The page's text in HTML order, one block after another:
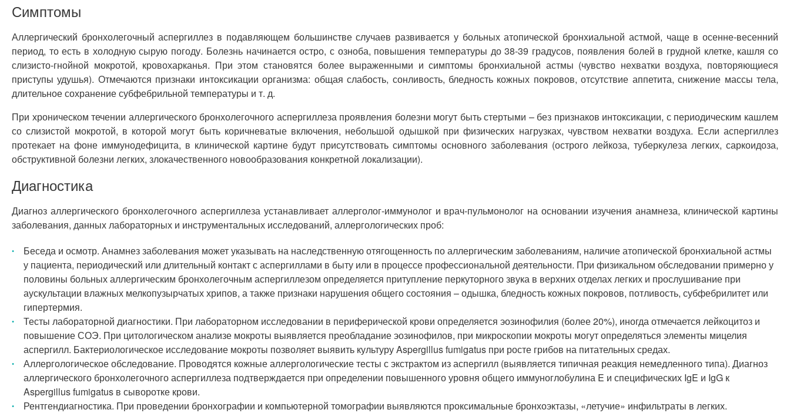
Симптомы
Аллергический бронхолегочный аспергиллез в подавляющем большинстве случаев развивается у больных атопической бронхиальной астмой, чаще в осенне-весенний
период, то есть в холодную сырую погоду. Болезнь начинается остро, с озноба, повышения температуры до 38-39 градусов, появления болей в грудной клетке, кашля со
слизисто-гнойной мокротой, кровохарканья. При этом становятся более выраженными и симптомы бронхиальной астмы (чувство нехватки воздуха, повторяющиеся
приступы удушья). Отмечаются признаки интоксикации организма: общая слабость, сонливость, бледность кожных покровов, отсутствие аппетита, снижение массы тела,
длительное сохранение субфебрильной температуры и т. д.
При хроническом течении аллергического бронхолегочного аспергиллеза проявления болезни могут быть стертыми – без признаков интоксикации, с периодическим кашлем
со слизистой мокротой, в которой могут быть коричневатые включения, небольшой одышкой при физических нагрузках, чувством нехватки воздуха. Если аспергиллез
протекает на фоне иммунодефицита, в клинической картине будут присутствовать симптомы основного заболевания (острого лейкоза, туберкулеза легких, саркоидоза,
обструктивной болезни легких, злокачественного новообразования конкретной локализации).
Диагностика
Диагноз аллергического бронхолегочного аспергиллеза устанавливает аллерголог-иммунолог и врач-пульмонолог на основании изучения анамнеза, клинической картины
заболевания, данных лабораторных и инструментальных исследований, аллергологических проб:
Беседа и осмотр. Анамнез заболевания может указывать на наследственную отягощенность по аллергическим заболеваниям, наличие атопической бронхиальной астмы
у пациента, периодический или длительный контакт с аспергиллами в быту или в процессе профессиональной деятельности. При физикальном обследовании примерно у
половины больных аллергическим бронхолегочным аспергиллезом определяется притупление перкуторного звука в верхних отделах легких и прослушивание при
аускультации влажных мелкопузырчатых хрипов, а также признаки нарушения общего состояния – одышка, бледность кожных покровов, потливость, субфебрилитет или
гипертермия.
Тесты лабораторной диагностики. При лабораторном исследовании в периферической крови определяется эозинофилия (более 20%), иногда отмечается лейкоцитоз и
повышение СОЭ. При цитологическом анализе мокроты выявляется преобладание эозинофилов, при микроскопии мокроты могут определяться элементы мицелия
аспергилл. Бактериологическое исследование мокроты позволяет выявить культуру Aspergillus fumigatus при росте грибов на питательных средах.
Аллергологическое обследование. Проводятся кожные аллергологические тесты с экстрактом из аспергилл (выявляется типичная реакция немедленного типа). Диагноз
аллергического бронхолегочного аспергиллеза подтверждается при определении повышенного уровня общего иммуноглобулина E и специфических IgE и IgG к
Aspergillus fumigatus в сыворотке крови.
Рентгендиагностика. При проведении бронхографии и компьютерной томографии выявляются проксимальные бронхоэктазы, «летучие» инфильтраты в легких.